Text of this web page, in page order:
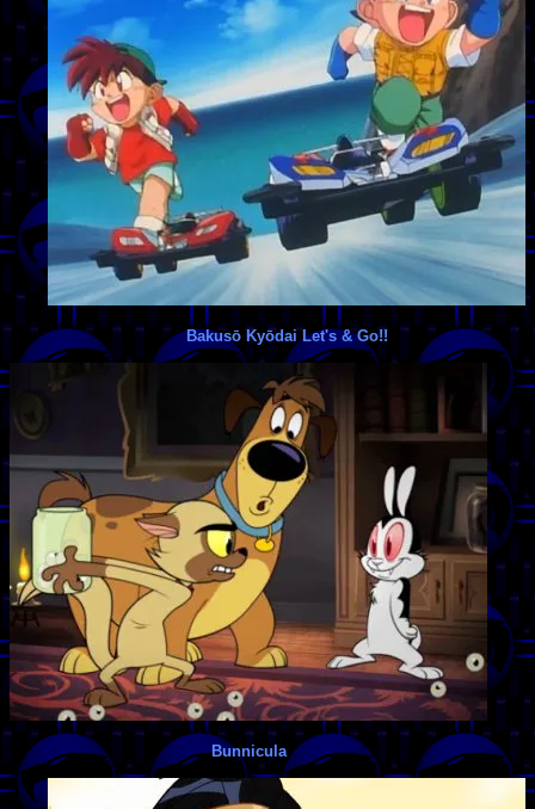
Bakusō Kyōdai Let's & Go!!
Bunnicula